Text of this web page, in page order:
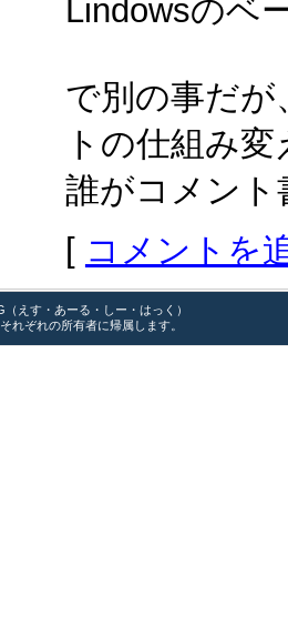
Lindowsのベ
で別の事だ
トの仕組み
誰がコメント
[ コメントを
えす・あーる・しー・はっく）
れぞれの所有者に帰属します。